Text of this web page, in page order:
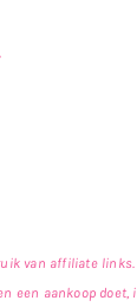
van affiliate
een aankoop doet,